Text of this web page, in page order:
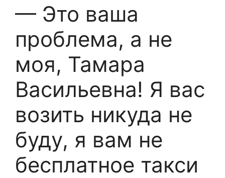
— Это ваша
проблема, а не
моя, Тамара
Васильевна! Я вас
возить никуда не
буду, я вам не
бесплатное такси